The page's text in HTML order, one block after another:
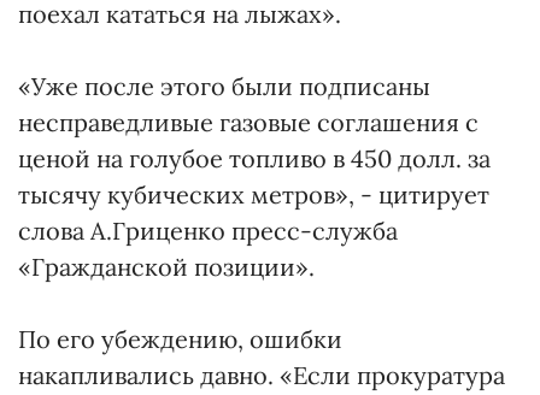
поехал кататься на лыжах».
«Уже после этого были подписаны
несправедливые газовые соглашения с
ценой на голубое топливо в 450 долл. за
тысячу кубических метров», - цитирует
слова А.Гриценко пресс-служба
«Гражданской позиции».
По его убеждению, ошибки
накапливались давно. «Если прокуратура